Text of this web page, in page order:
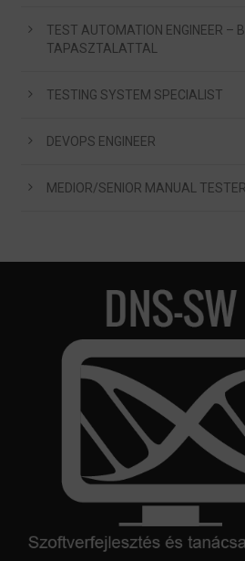
TEST AUTOMATION ENGINEER –
TAPASZTALATTAL
TESTING SYSTEM SPECIALIST
DEVOPS ENGINEER
MEDIOR/SENIOR MANUAL TESTER